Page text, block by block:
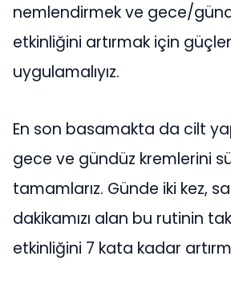
nemlendirmek ve gece/
etkinliğini artırmak için
uygulamalıyız.
En son basamakta da cilt
gece ve gündüz kremlerini
tamamlarız. Günde iki kez,
dakikamızı alan bu rutinin
etkinliğini 7 kata kadar